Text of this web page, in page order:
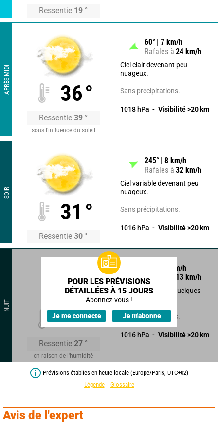
Ressentie 19 °
APRÈS-MIDI 36°
Ressentie 39 °
sous l’influence du soleil
60° 7 km/h
Rafales à 24 km/h
Ciel clair devenant peu
nuageux.
Sans précipitations.
1018 hPa Visibilité >20 km
SOIR
31 °
Ressentie 30 °
245° 8 km/h
Rafales à 32 km/h
Ciel variable devenant peu
nuageux.
Sans précipitations.
1016 hPa Visibilité >20 km
NUIT
25°
Ressentie 27 °
en raison de l'humidité
km/h
Rafales à
13 km/h
Beau temps avec quelques
nuages élevés.
Sans précipitations.
1016 hPa Visibilité >20 km
POUR LES PRÉVISIONS
DÉTAILLÉES À 15 JOURS
Abonnez-vous !
Je me connecte Je m'abonne
Prévisions établies en heure locale (Europe/Paris, UTC+02)
Légende
Glossaire
Avis de l'expert